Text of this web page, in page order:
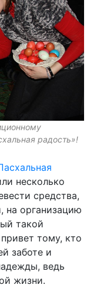
радость»!
несколько
средства,
на организацию
такой
тому, кто
заботе и
ведь
жизни.